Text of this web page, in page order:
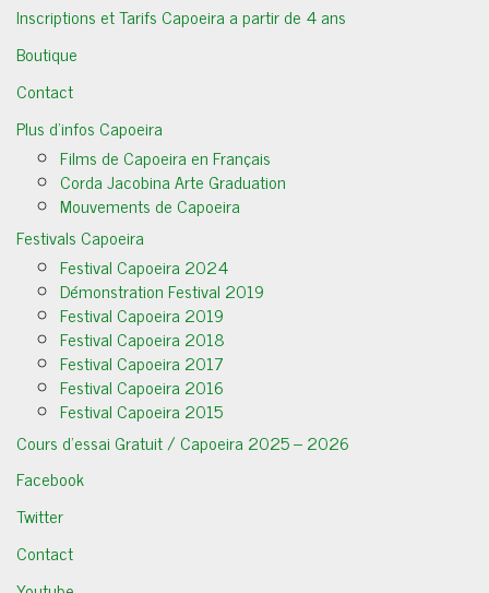
Inscriptions et Tarifs Capoeira a partir de 4 ans
Boutique
Contact
Plus d’infos Capoeira
Films de Capoeira en Français
Corda Jacobina Arte Graduation
Mouvements de Capoeira
Festivals Capoeira
Festival Capoeira 2024
Démonstration Festival 2019
Festival Capoeira 2019
Festival Capoeira 2018
Festival Capoeira 2017
Festival Capoeira 2016
Festival Capoeira 2015
Cours d’essai Gratuit / Capoeira 2025 – 2026
Facebook
Twitter
Contact